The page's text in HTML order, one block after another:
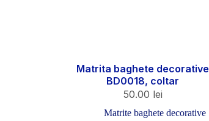
Matrita baghete decorative
BD0018, coltar
50.00 lei
Matrite baghete decorative